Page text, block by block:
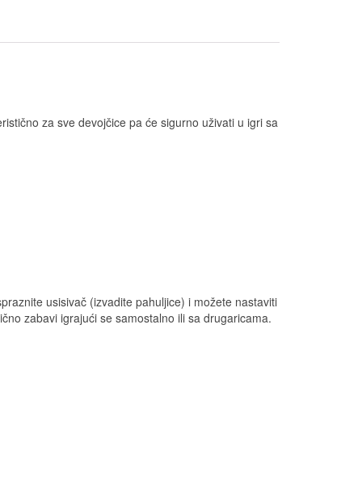
za sve devojčice pa će sigurno uživati u igri sa
usisivač (izvadite pahuljice) i možete nastaviti
zabavi igrajući se samostalno ili sa drugaricama.